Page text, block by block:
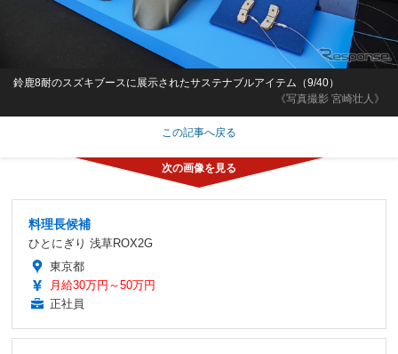
《写真撮影 宮崎壮人》
鈴鹿8耐のスズキブースに展示されたサステナブルアイテム（9/40）
この記事へ戻る
料理長候補
ひとにぎり 浅草ROX2G
東京都
月給30万円～50万円
正社員